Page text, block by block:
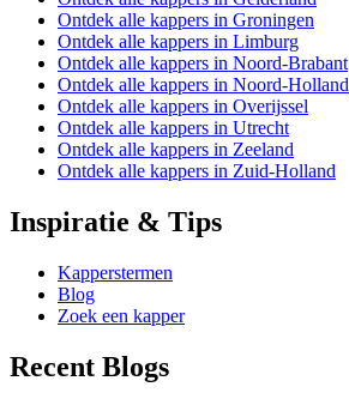
Ontdek alle kappers in Groningen
Ontdek alle kappers in Limburg
Ontdek alle kappers in Noord-Brabant
Ontdek alle kappers in Noord-Holland
Ontdek alle kappers in Overijssel
Ontdek alle kappers in Utrecht
Ontdek alle kappers in Zeeland
Ontdek alle kappers in Zuid-Holland
Inspiratie & Tips
Kapperstermen
Blog
Zoek een kapper
Recent Blogs